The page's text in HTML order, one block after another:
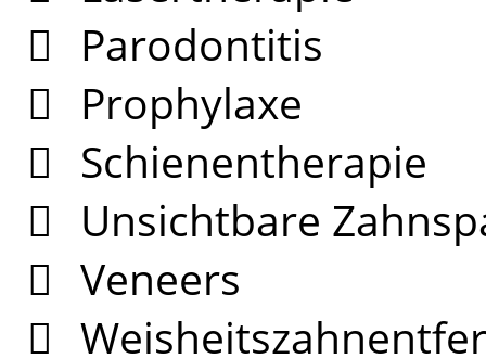
Parodontitis
Prophylaxe
Schienentherapie
Unsichtbare
Veneers